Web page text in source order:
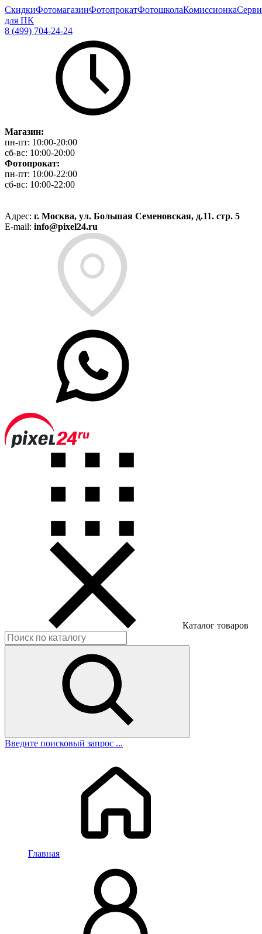
СкидкиФотомагазинФотопрокатФотошколаКомиссионка
для ПК
8 (499) 704-24-24
Магазин:
пн-пт: 10:00-20:00
сб-вс: 10:00-20:00
Фотопрокат:
пн-пт: 10:00-22:00
сб-вс: 10:00-22:00
Адрес: г. Москва, ул. Большая Семеновская, д.11. стр. 5
E-mail: info@pixel24.ru
Каталог товаров
Введите поисковый запрос ...
Главная